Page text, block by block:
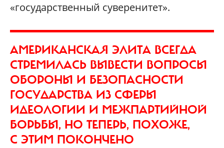
«государственный суверенитет».
АМЕРИКАНСКАЯ ЭЛИТА ВСЕГДА
СТРЕМИЛАСЬ ВЫВЕСТИ ВОПРОСЫ
ОБОРОНЫ И БЕЗОПАСНОСТИ
ГОСУДАРСТВА ИЗ СФЕРЫ
ИДЕОЛОГИИ И МЕЖПАРТИЙНОЙ
БОРЬБЫ, НО ТЕПЕРЬ, ПОХОЖЕ,
С ЭТИМ ПОКОНЧЕНО